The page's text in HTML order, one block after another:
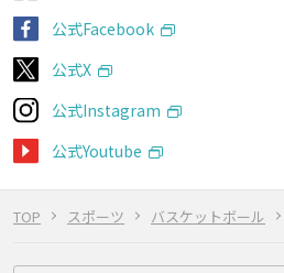
TOP スポーツ バスケットボール
公式Facebook
公式X
公式Instagram
公式Youtube